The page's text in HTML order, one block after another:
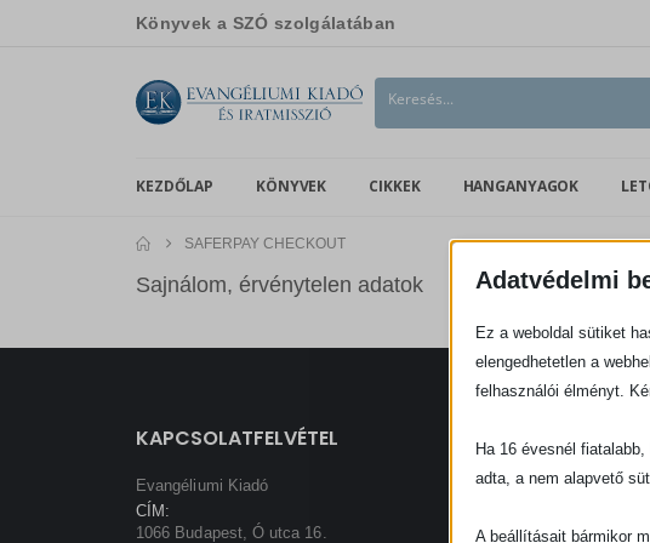
Könyvek a SZÓ szolgálatában
KEZDŐLAP KÖNYVEK CIKKEK HANGANYAGOK
SAFERPAY CHECKOUT
Sajnálom, érvénytelen adatok
KAPCSOLATFELVÉTEL
Evangéliumi Kiadó
CÍM:
1066 Budapest, Ó utca 16.
VÁSÁRLÁS
Webáruház
Adatvédelmi
Ez a weboldal sütiket
elengedhetetlen a
felhasználói élményt.
Ha 16 évesnél
adta, a nem alapvető
A beállításait bármikor